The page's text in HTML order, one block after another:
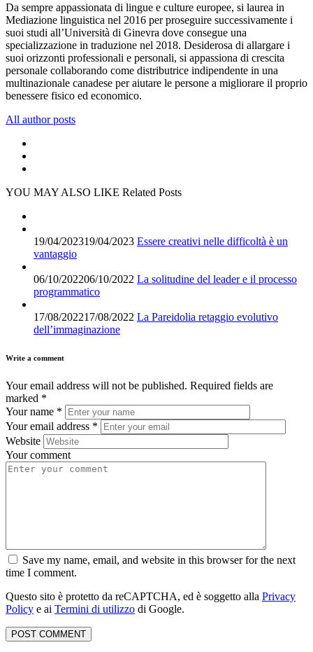
Da sempre appassionata di lingue e culture europee, si laurea in
Mediazione linguistica nel 2016 per proseguire successivamente i
suoi studi all’Università di Ginevra dove consegue una
specializzazione in traduzione nel 2018. Desiderosa di allargare i
suoi orizzonti professionali e personali, si appassiona di crescita
personale collaborando come distributrice indipendente in una
multinazionale canadese per aiutare le persone a migliorare il proprio
benessere fisico ed economico.
All author posts
YOU MAY ALSO LIKE Related Posts
19/04/202319/04/2023 Essere creativi nelle difficoltà è un
vantaggio
06/10/202206/10/2022 La solitudine del leader e il processo
programmatico
17/08/202217/08/2022 La Pareidolia retaggio evolutivo
dell’immaginazione
Write a comment
Your email address will not be published. Required fields are
marked *
Your name *
Your email address *
Website
Your comment
Save my name, email, and website in this browser for the next
time I comment.
Questo sito è protetto da reCAPTCHA, ed è soggetto alla Privacy
Policy e ai Termini di utilizzo di Google.